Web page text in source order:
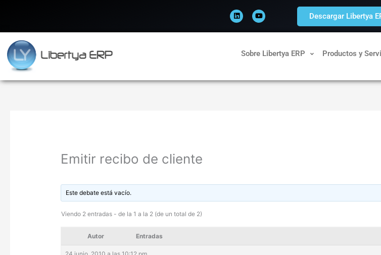
i
n
k
e
o
u
t
u
Descargar Libertya
Sobre Libertya ERP Productos y
Emitir recibo de cliente
Este debate está vacío.
Viendo 2 entradas - de la 1 a la 2 (de un total de 2)
Autor Entradas